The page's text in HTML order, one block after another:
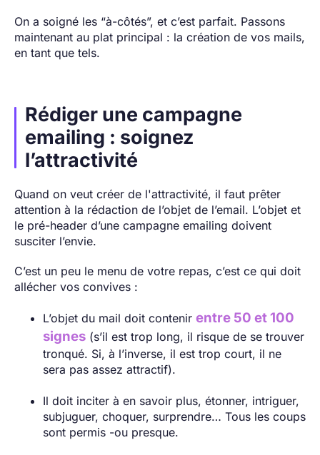
On a soigné les “à-côtés”, et c’est parfait. Passons
maintenant au plat principal : la création de vos mails,
en tant que tels.
Rédiger une campagne
emailing : soignez
l’attractivité
Quand on veut créer de l'attractivité, il faut prêter
attention à la rédaction de l’objet de l’email. L’objet et
le pré-header d’une campagne emailing doivent
susciter l’envie.
C’est un peu le menu de votre repas, c’est ce qui doit
allécher vos convives :
L’objet du mail doit contenir entre 50 et 100
signes (s’il est trop long, il risque de se trouver
tronqué. Si, à l’inverse, il est trop court, il ne
sera pas assez attractif).
Il doit inciter à en savoir plus, étonner, intriguer,
subjuguer, choquer, surprendre… Tous les coups
sont permis -ou presque.